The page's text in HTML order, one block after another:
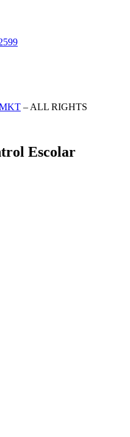
– ALL RIGHTS
Escolar